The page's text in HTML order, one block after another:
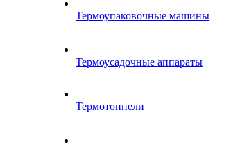
Термоупаковочные машины
Термоусадочные аппараты
Термотоннели